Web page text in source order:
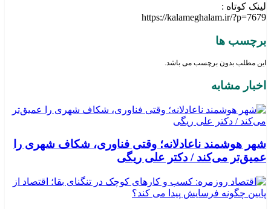
لینک کوتاه :
https://kalameghalam.ir/?p=7679
برچسب ها
این مطلب بدون برچسب می باشد.
اخبار مشابه
شهر هوشمند ناعادلانه؛ وقتی فناوری، شکاف شهری را
عمیق‌تر می‌کند / دکتر علی ریگی